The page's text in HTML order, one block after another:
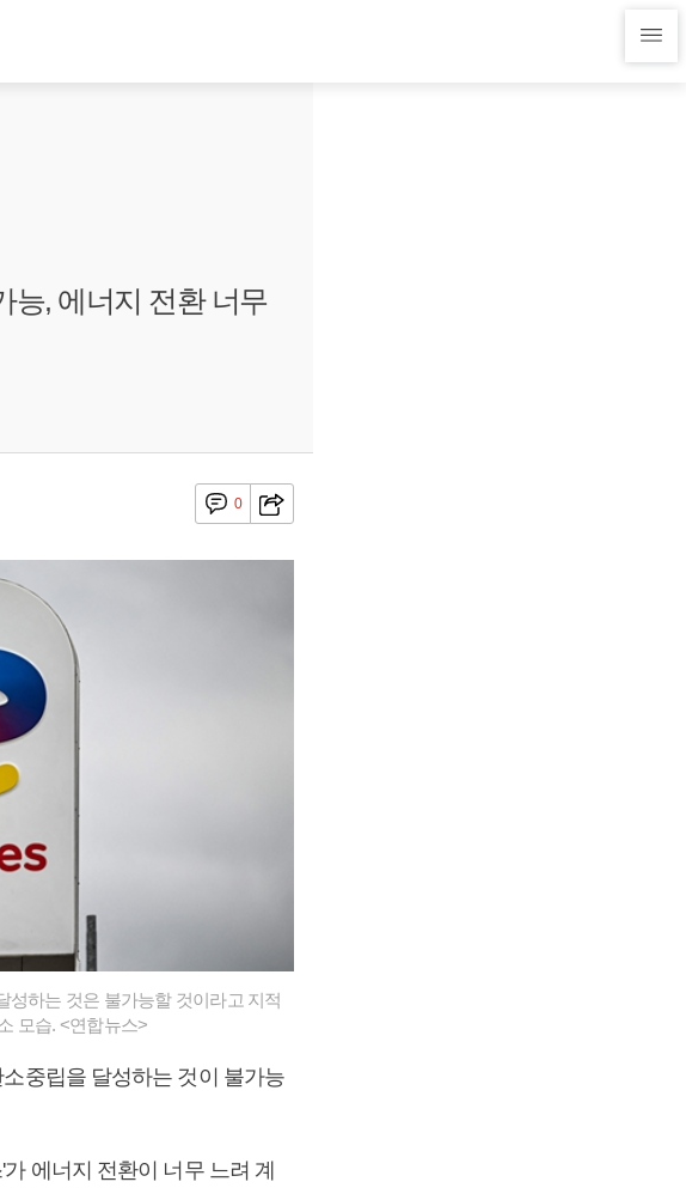
능, 에너지 전환 너무
0
하는 것은 불가능할 것이라고 지적
모습. <연합뉴스>
중립을 달성하는 것이 불가능
에너지 전환이 너무 느려 계